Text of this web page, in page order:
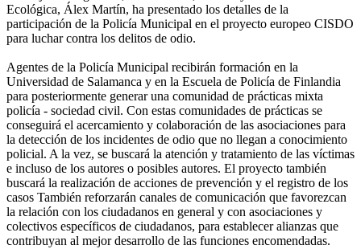
Ecológica, Álex Martín, ha presentado los detalles de la
participación de la Policía Municipal en el proyecto europeo CISDO
para luchar contra los delitos de odio.
Agentes de la Policía Municipal recibirán formación en la
Universidad de Salamanca y en la Escuela de Policía de Finlandia
para posteriormente generar una comunidad de prácticas mixta
policía - sociedad civil. Con estas comunidades de prácticas se
conseguirá el acercamiento y colaboración de las asociaciones para
la detección de los incidentes de odio que no llegan a conocimiento
policial. A la vez, se buscará la atención y tratamiento de las víctimas
e incluso de los autores o posibles autores. El proyecto también
buscará la realización de acciones de prevención y el registro de los
casos También reforzarán canales de comunicación que favorezcan
la relación con los ciudadanos en general y con asociaciones y
colectivos específicos de ciudadanos, para establecer alianzas que
contribuyan al mejor desarrollo de las funciones encomendadas.